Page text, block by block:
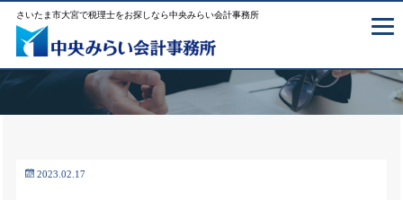
さいたま市大宮で税理士をお探しなら中央みらい会計事務所
2023.02.17